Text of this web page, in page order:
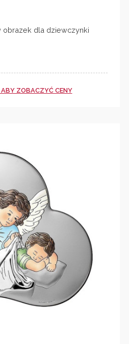
obrazek dla dziewczynki
ABY ZOBACZYĆ CENY